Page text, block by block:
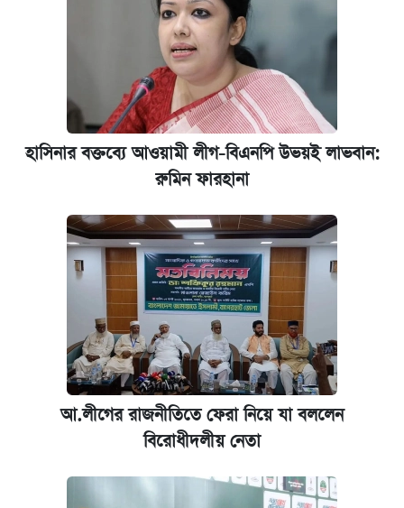
হাসিনার বক্তব্যে আওয়ামী লীগ-বিএনপি উভয়ই লাভবান:
রুমিন ফারহানা
আ.লীগের রাজনীতিতে ফেরা নিয়ে যা বললেন
বিরোধীদলীয় নেতা